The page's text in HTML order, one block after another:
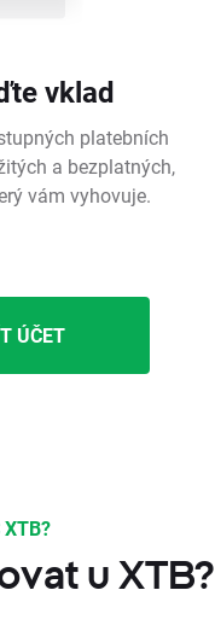
vklad
platebních
a bezplatných,
vám vyhovuje.
ÚČET
XTB?
u XTB?